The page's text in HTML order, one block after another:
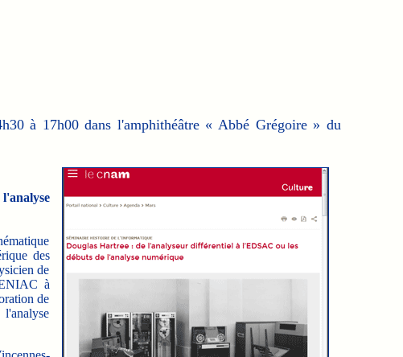
à 17h00 dans l'amphithéâtre « Abbé Grégoire » du
des
de
à
de
l'analyse